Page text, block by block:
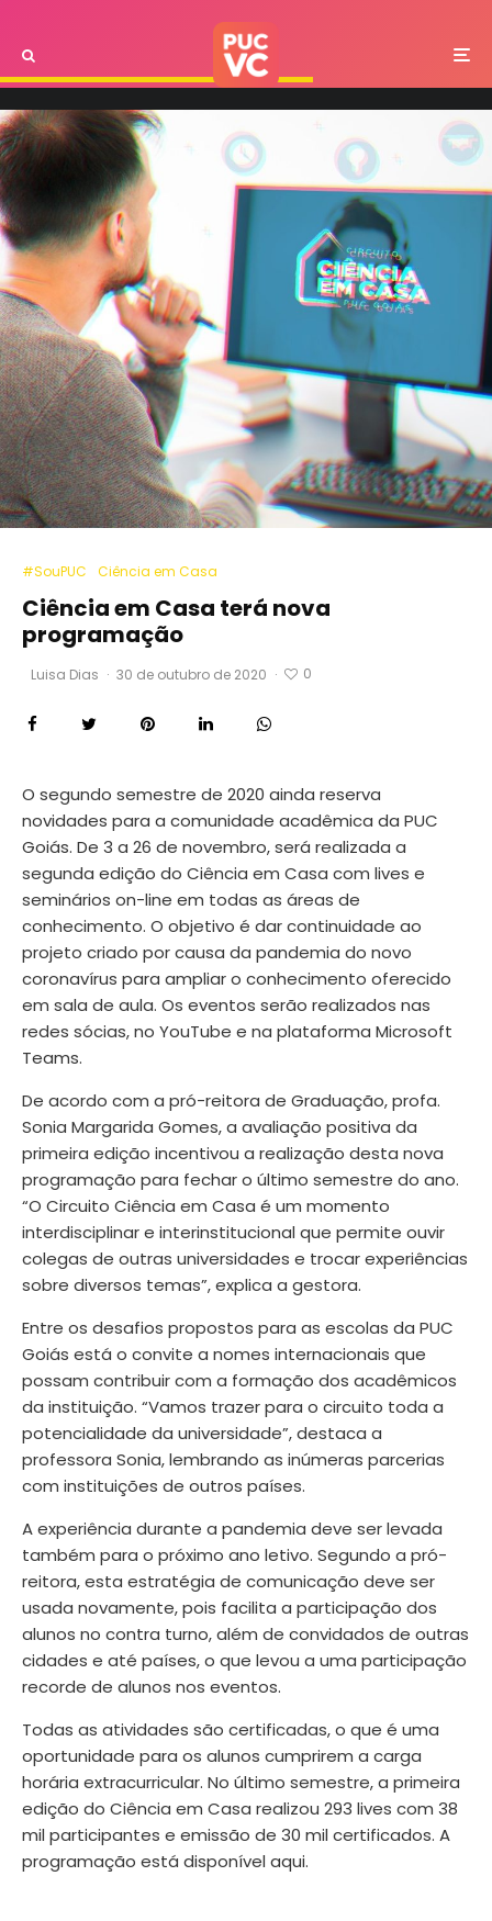
#SouPUC Ciência em Casa
Ciência em Casa terá nova
programação
Luisa Dias · 30 de outubro de 2020 · 0
O segundo semestre de 2020 ainda reserva
novidades para a comunidade acadêmica da PUC
Goiás. De 3 a 26 de novembro, será realizada a
segunda edição do Ciência em Casa com lives e
seminários on-line em todas as áreas de
conhecimento. O objetivo é dar continuidade ao
projeto criado por causa da pandemia do novo
coronavírus para ampliar o conhecimento oferecido
em sala de aula. Os eventos serão realizados nas
redes sócias, no YouTube e na plataforma Microsoft
Teams.
De acordo com a pró-reitora de Graduação, profa.
Sonia Margarida Gomes, a avaliação positiva da
primeira edição incentivou a realização desta nova
programação para fechar o último semestre do ano.
“O Circuito Ciência em Casa é um momento
interdisciplinar e interinstitucional que permite ouvir
colegas de outras universidades e trocar experiências
sobre diversos temas”, explica a gestora.
Entre os desafios propostos para as escolas da PUC
Goiás está o convite a nomes internacionais que
possam contribuir com a formação dos acadêmicos
da instituição. “Vamos trazer para o circuito toda a
potencialidade da universidade”, destaca a
professora Sonia, lembrando as inúmeras parcerias
com instituições de outros países.
A experiência durante a pandemia deve ser levada
também para o próximo ano letivo. Segundo a pró-
reitora, esta estratégia de comunicação deve ser
usada novamente, pois facilita a participação dos
alunos no contra turno, além de convidados de outras
cidades e até países, o que levou a uma participação
recorde de alunos nos eventos.
Todas as atividades são certificadas, o que é uma
oportunidade para os alunos cumprirem a carga
horária extracurricular. No último semestre, a primeira
edição do Ciência em Casa realizou 293 lives com 38
mil participantes e emissão de 30 mil certificados. A
programação está disponível aqui.